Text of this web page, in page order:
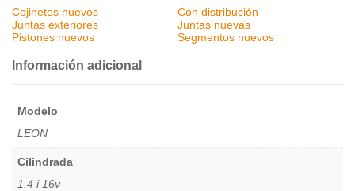
Cojinetes nuevos
Con distribución
Juntas exteriores
Juntas nuevas
Pistones nuevos
Segmentos nuevos
Información adicional
Modelo
LEON
Cilindrada
1.4 i 16v